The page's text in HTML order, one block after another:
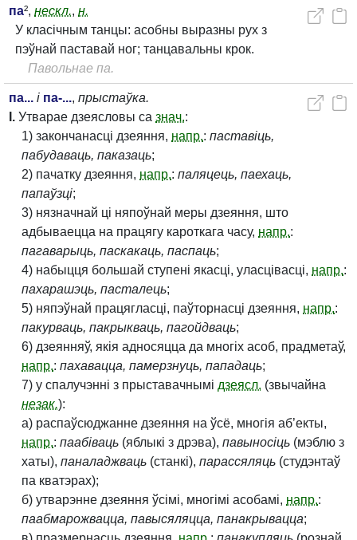
па², нескл., н.
У класічным танцы: асобны выразны рух з
пэўнай паставай ног; танцавальны крок.
Павольнае па.
па... і па-..., прыстаўка.
I. Утварае дзеясловы са знач.:
1) закончанасці дзеяння, напр.: паставіць,
пабудаваць, паказаць;
2) пачатку дзеяння, напр.: паляцець, паехаць,
папаўзці;
3) нязначнай ці няпоўнай меры дзеяння, што
адбываецца на працягу кароткага часу, напр.:
пагаварыць, паскакаць, паспаць;
4) набыцця большай ступені якасці, уласцівасці, напр.:
пахарашэць, пасталець;
5) няпэўнай працягласці, паўторнасці дзеяння, напр.:
пакурваць, пакрыкваць, пагойдваць;
6) дзеянняў, якія адносяцца да многіх асоб, прадметаў,
напр.: пахавацца, памерзнуць, пападаць;
7) у спалучэнні з прыставачнымі дзеясл. (звычайна
незак.):
а) распаўсюджанне дзеяння на ўсё, многія аб’екты,
напр.: паабіваць (яблыкі з дрэва), павыносіць (мэблю з
хаты), паналаджваць (станкі), парассяляць (студэнтаў
па кватэрах);
б) утварэнне дзеяння ўсімі, многімі асобамі, напр.:
паабмарожвацца, павысяляцца, панакрывацца;